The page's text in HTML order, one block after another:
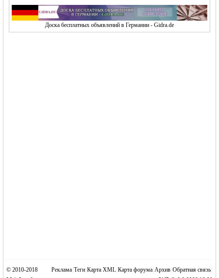
Доска бесплатных объявлений в Германии - Gidra.de
Реклама Теги Карта XML Карта форума Архив Обратная связь
© 2010-2018